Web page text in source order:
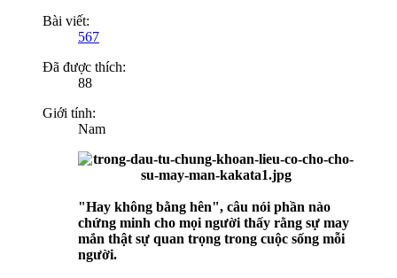
Bài viết:
567
Đã được thích:
88
Giới tính:
Nam
"Hay không bằng hên", câu nói phần nào
chứng minh cho mọi người thấy rằng sự may
mắn thật sự quan trọng trong cuộc sống mỗi
người.